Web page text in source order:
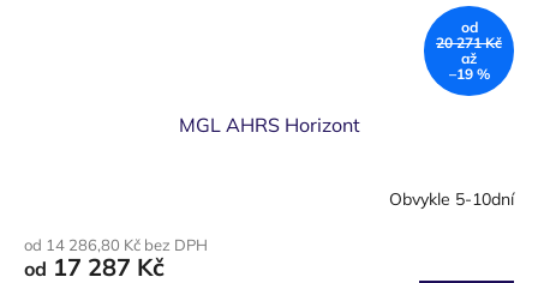
od
20 271 Kč
až
–19 %
MGL AHRS Horizont
Obvykle 5-10dní
od 14 286,80 Kč bez DPH
od 17 287 Kč